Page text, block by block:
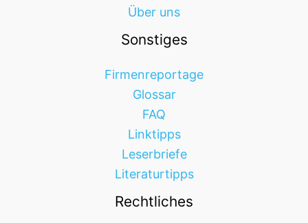
Über uns
Sonstiges
Firmenreportage
Glossar
FAQ
Linktipps
Leserbriefe
Literaturtipps
Rechtliches